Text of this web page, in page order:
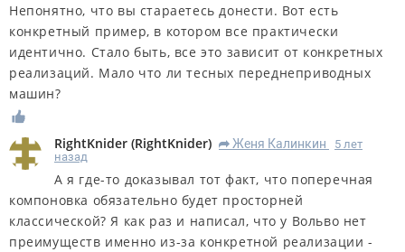
Непонятно, что вы стараетесь донести. Вот есть
конкретный пример, в котором все практически
идентично. Стало быть, все это зависит от конкретных
реализаций. Мало что ли тесных переднеприводных
машин?
RightKnider (RightKnider) R Женя Калинкин
5 лет
назад
А я где-то доказывал тот факт, что поперечная
компоновка обязательно будет просторней
классической? Я как раз и написал, что у Вольво нет
преимуществ именно из-за конкретной реализации -